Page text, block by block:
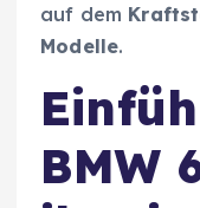
auf dem
Modelle.
BMW